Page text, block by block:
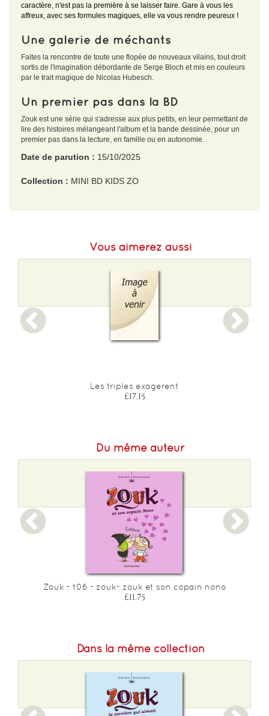
caractère, n'est pas la première à se laisser faire. Gare à vous les
affreux, avec ses formules magiques, elle va vous rendre peureux !
Une galerie de méchants
Faites la rencontre de toute une flopée de nouveaux vilains, tout droit
sortis de l'imagination débordante de Serge Bloch et mis en couleurs
par le trait magique de Nicolas Hubesch.
Un premier pas dans la BD
Zouk est une série qui s'adresse aux plus petits, en leur permettant de
lire des histoires mélangeant l'album et la bande dessinée, pour un
premier pas dans la lecture, en famille ou en autonomie.
Date de parution : 15/10/2025
Collection : MINI BD KIDS ZO
Vous aimerez aussi
Les triples exagerent
£17.15
Du même auteur
Zouk - t06 - zouk- zouk et son copain nono
£11.75
Dans la même collection